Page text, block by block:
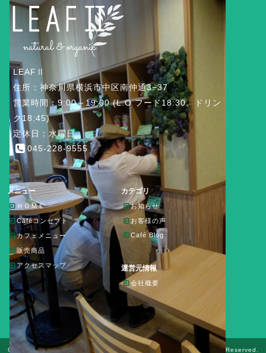
LEAFⅡ
住所：神奈川県横浜市中区南仲通3−37
営業時間：9:00～19:00 (L.O フード18:30、ドリン
ク18:45)
定休日：水曜日
045-228-9555
メニュー
ＨＯＭＥ
Caféコンセプト
カフェメニュー
販売商品
アクセスマップ
カテゴリ
お知らせ
お客様の声
Café Blog
運営元情報
会社概要
Copyright© 2026 オーガニックカフェ Café Leaf＆LEAFⅡ All Rights Reserved.